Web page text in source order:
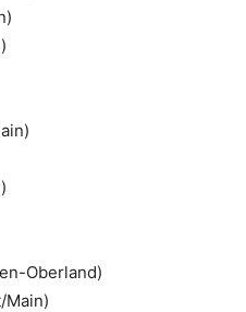
Oberland)
Main)